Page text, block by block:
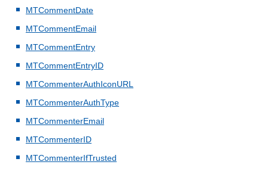
MTCommentDate
MTCommentEmail
MTCommentEntry
MTCommentEntryID
MTCommenterAuthIconURL
MTCommenterAuthType
MTCommenterEmail
MTCommenterID
MTCommenterIfTrusted